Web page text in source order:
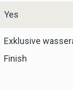
Yes
Exklusive
Finish